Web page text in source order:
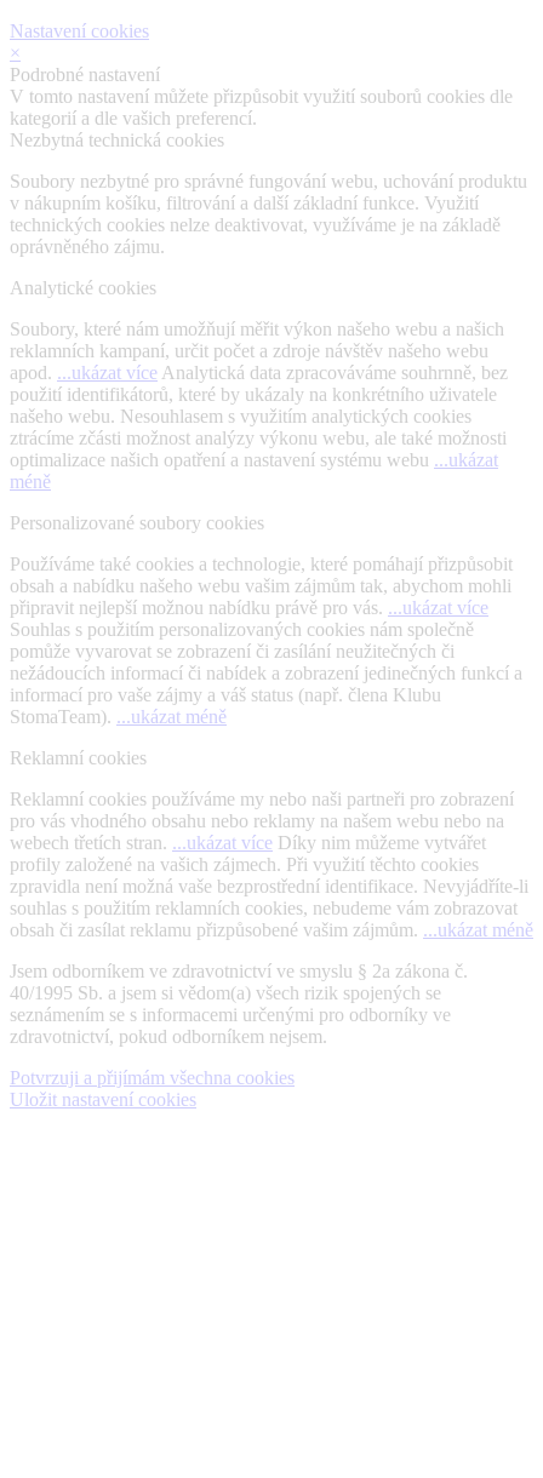
Nastavení cookies
×
Podrobné nastavení
V tomto nastavení můžete přizpůsobit využití souborů cookies dle
kategorií a dle vašich preferencí.
Nezbytná technická cookies
Soubory nezbytné pro správné fungování webu, uchování produktu
v nákupním košíku, filtrování a další základní funkce. Využití
technických cookies nelze deaktivovat, využíváme je na základě
oprávněného zájmu.
Analytické cookies
Soubory, které nám umožňují měřit výkon našeho webu a našich
reklamních kampaní, určit počet a zdroje návštěv našeho webu
apod. ...ukázat více Analytická data zpracováváme souhrnně, bez
použití identifikátorů, které by ukázaly na konkrétního uživatele
našeho webu. Nesouhlasem s využitím analytických cookies
ztrácíme zčásti možnost analýzy výkonu webu, ale také možnosti
optimalizace našich opatření a nastavení systému webu ...ukázat
méně
Personalizované soubory cookies
Používáme také cookies a technologie, které pomáhají přizpůsobit
obsah a nabídku našeho webu vašim zájmům tak, abychom mohli
připravit nejlepší možnou nabídku právě pro vás. ...ukázat více
Souhlas s použitím personalizovaných cookies nám společně
pomůže vyvarovat se zobrazení či zasílání neužitečných či
nežádoucích informací či nabídek a zobrazení jedinečných funkcí a
informací pro vaše zájmy a váš status (např. člena Klubu
StomaTeam). ...ukázat méně
Reklamní cookies
Reklamní cookies používáme my nebo naši partneři pro zobrazení
pro vás vhodného obsahu nebo reklamy na našem webu nebo na
webech třetích stran. ...ukázat více Díky nim můžeme vytvářet
profily založené na vašich zájmech. Při využití těchto cookies
zpravidla není možná vaše bezprostřední identifikace. Nevyjádříte-li
souhlas s použitím reklamních cookies, nebudeme vám zobrazovat
obsah či zasílat reklamu přizpůsobené vašim zájmům. ...ukázat méně
Jsem odborníkem ve zdravotnictví ve smyslu § 2a zákona č.
40/1995 Sb. a jsem si vědom(a) všech rizik spojených se
seznámením se s informacemi určenými pro odborníky ve
zdravotnictví, pokud odborníkem nejsem.
Potvrzuji a přijímám všechna cookies
Uložit nastavení cookies